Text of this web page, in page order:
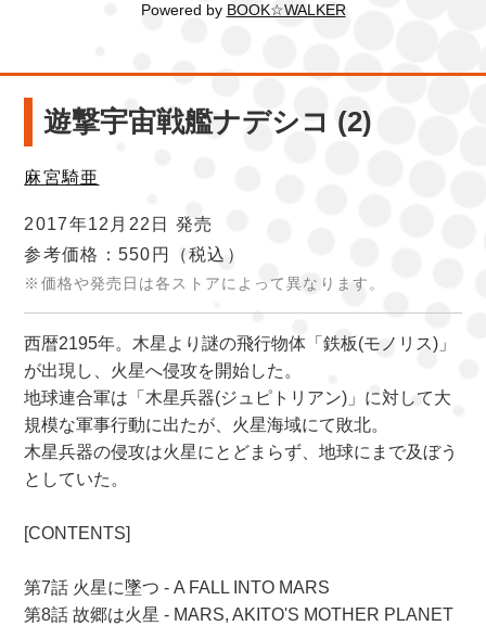
Powered by BOOK☆WALKER
遊撃宇宙戦艦ナデシコ (2)
麻宮騎亜
2017年12月22日 発売
参考価格：550円
（税込）
※価格や発売日は各ストアによって異なります。
西暦2195年。木星より謎の飛行物体「鉄板(モノリス)」
が出現し、火星へ侵攻を開始した。
地球連合軍は「木星兵器(ジュピトリアン)」に対して大
規模な軍事行動に出たが、火星海域にて敗北。
木星兵器の侵攻は火星にとどまらず、地球にまで及ぼう
としていた。
[CONTENTS]
第7話 火星に墜つ - A FALL INTO MARS
第8話 故郷は火星 - MARS, AKITO'S MOTHER PLANET